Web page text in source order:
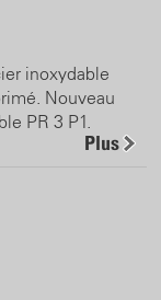
inoxydable
Nouveau
PR 3 P1.
Plus